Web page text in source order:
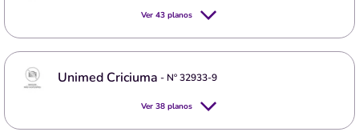
Ver 43 planos
Unimed Criciuma - Nº32933-9
Ver 38 planos